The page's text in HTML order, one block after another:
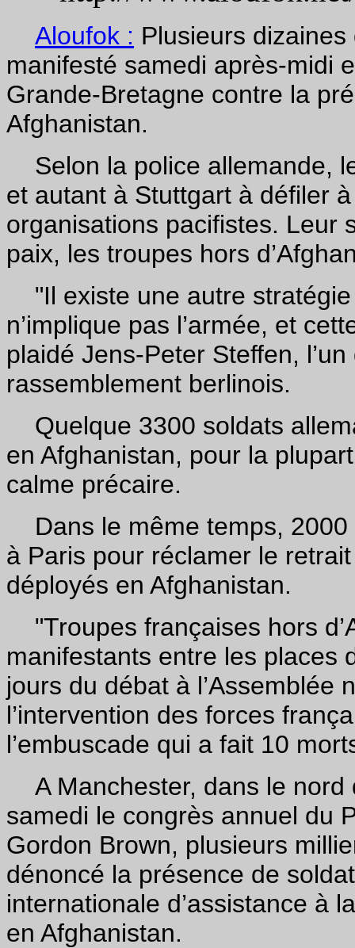
Aloufok : Plusieurs
manifesté samedi après-midi
Grande-Bretagne contre la
Afghanistan.
Selon la police allemande,
et autant à Stuttgart à défiler
organisations pacifistes. Leur
paix, les troupes hors
"Il existe une autre
n’implique pas l’armée, et
plaidé Jens-Peter Steffen,
rassemblement berlinois.
Quelque 3300 soldats
en Afghanistan, pour la
calme précaire.
Dans le même temps, 2000
à Paris pour réclamer le
déployés en Afghanistan.
"Troupes françaises hors
manifestants entre les places
jours du débat à l’Assemblée
l’intervention des forces
l’embuscade qui a fait 10
A Manchester, dans le nord
samedi le congrès annuel du
Gordon Brown, plusieurs
dénoncé la présence de
internationale d’assistance à
en Afghanistan.